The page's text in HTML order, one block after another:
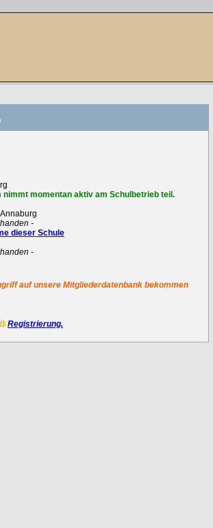
nimmt momentan aktiv am Schulbetrieb teil.
-
dieser Schule
-
auf unsere Mitgliederdatenbank bekommen
Registrierung.